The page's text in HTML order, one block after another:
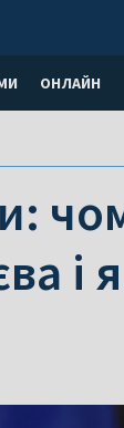
ОНЛАЙН
і